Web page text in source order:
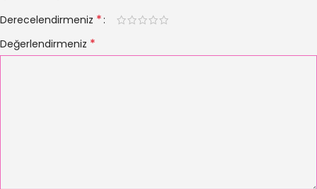
Derecelendirmeniz *
Değerlendirmeniz *